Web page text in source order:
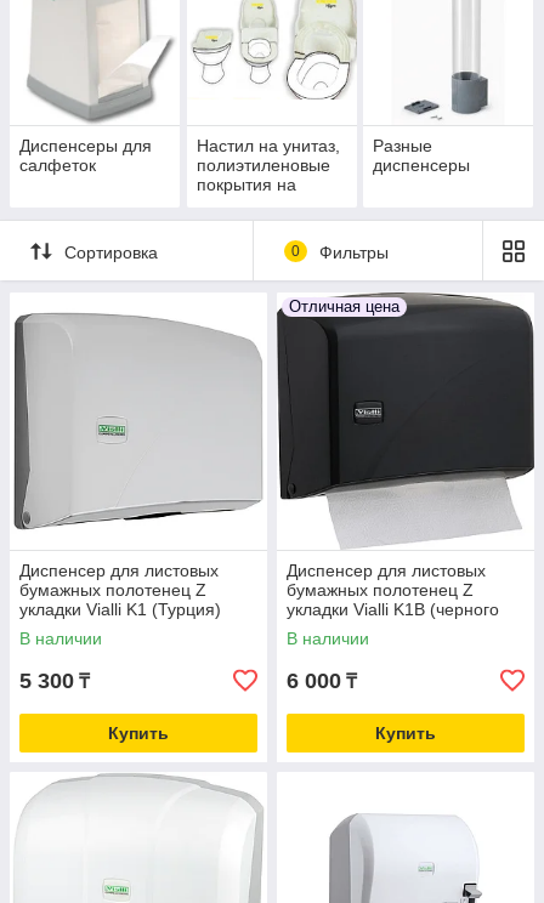
Диспенсеры для
салфеток
Настил на унитаз,
полиэтиленовые
покрытия на
Разные
диспенсеры
Сортировка 0 Фильтры
Диспенсер для листовых
бумажных полотенец Z
укладки Vialli K1 (Турция)
В наличии
5 300 ₸
Купить
Отличная цена
Диспенсер для листовых
бумажных полотенец Z
укладки Vialli K1В (черного
цвета)
В наличии
6 000 ₸
Купить